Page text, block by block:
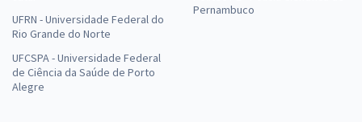
UFRN - Universidade Federal do
Rio Grande do Norte
UFCSPA - Universidade Federal
de Ciência da Saúde de Porto
Alegre
Pernambuco